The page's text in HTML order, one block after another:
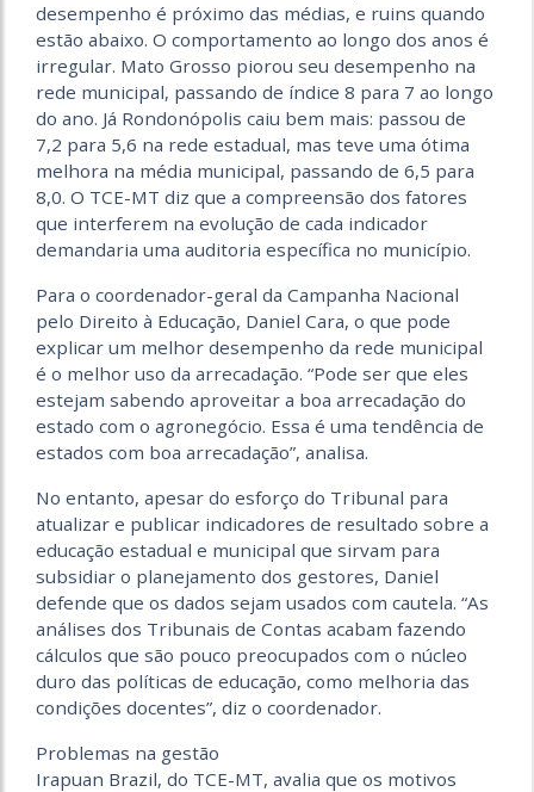
desempenho é próximo das médias, e ruins quando
estão abaixo. O comportamento ao longo dos anos é
irregular. Mato Grosso piorou seu desempenho na
rede municipal, passando de índice 8 para 7 ao longo
do ano. Já Rondonópolis caiu bem mais: passou de
7,2 para 5,6 na rede estadual, mas teve uma ótima
melhora na média municipal, passando de 6,5 para
8,0. O TCE-MT diz que a compreensão dos fatores
que interferem na evolução de cada indicador
demandaria uma auditoria específica no município.
Para o coordenador-geral da Campanha Nacional
pelo Direito à Educação, Daniel Cara, o que pode
explicar um melhor desempenho da rede municipal
é o melhor uso da arrecadação. “Pode ser que eles
estejam sabendo aproveitar a boa arrecadação do
estado com o agronegócio. Essa é uma tendência de
estados com boa arrecadação”, analisa.
No entanto, apesar do esforço do Tribunal para
atualizar e publicar indicadores de resultado sobre a
educação estadual e municipal que sirvam para
subsidiar o planejamento dos gestores, Daniel
defende que os dados sejam usados com cautela. “As
análises dos Tribunais de Contas acabam fazendo
cálculos que são pouco preocupados com o núcleo
duro das políticas de educação, como melhoria das
condições docentes”, diz o coordenador.
Problemas na gestão
Irapuan Brazil, do TCE-MT, avalia que os motivos